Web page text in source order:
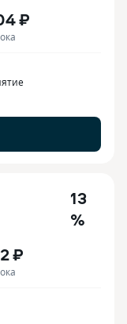
₽
13
%
₽